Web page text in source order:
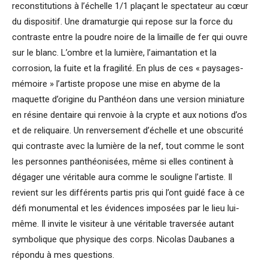
reconstitutions à l’échelle 1/1 plaçant le spectateur au cœur
du dispositif. Une dramaturgie qui repose sur la force du
contraste entre la poudre noire de la limaille de fer qui ouvre
sur le blanc. L’ombre et la lumière, l’aimantation et la
corrosion, la fuite et la fragilité. En plus de ces « paysages-
mémoire » l’artiste propose une mise en abyme de la
maquette d’origine du Panthéon dans une version miniature
en résine dentaire qui renvoie à la crypte et aux notions d’os
et de reliquaire. Un renversement d’échelle et une obscurité
qui contraste avec la lumière de la nef, tout comme le sont
les personnes panthéonisées, même si elles continent à
dégager une véritable aura comme le souligne l’artiste. Il
revient sur les différents partis pris qui l’ont guidé face à ce
défi monumental et les évidences imposées par le lieu lui-
même. Il invite le visiteur à une véritable traversée autant
symbolique que physique des corps. Nicolas Daubanes a
répondu à mes questions.